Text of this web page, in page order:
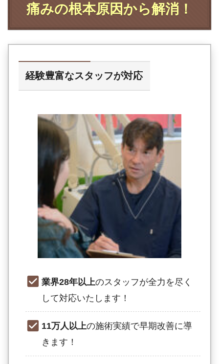
痛みの根本原因から解消！
経験豊富なスタッフが対応
業界28年以上のスタッフが全力を尽く
して対応いたします！
11万人以上の施術実績で早期改善に導
きます！